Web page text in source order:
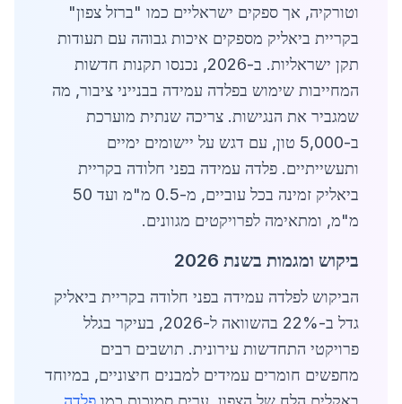
וטורקיה, אך ספקים ישראליים כמו "ברזל צפון"
בקריית ביאליק מספקים איכות גבוהה עם תעודות
תקן ישראליות. ב-2026, נכנסו תקנות חדשות
המחייבות שימוש בפלדה עמידה בבנייני ציבור, מה
שמגביר את הנגישות. צריכה שנתית מוערכת
ב-5,000 טון, עם דגש על יישומים ימיים
ותעשייתיים. פלדה עמידה בפני חלודה בקריית
ביאליק זמינה בכל עוביים, מ-0.5 מ"מ ועד 50
מ"מ, ומתאימה לפרויקטים מגוונים.
ביקוש ומגמות בשנת 2026
הביקוש לפלדה עמידה בפני חלודה בקריית ביאליק
גדל ב-22% בהשוואה ל-2026, בעיקר בגלל
פרויקטי התחדשות עירונית. תושבים רבים
מחפשים חומרים עמידים למבנים חיצוניים, במיוחד